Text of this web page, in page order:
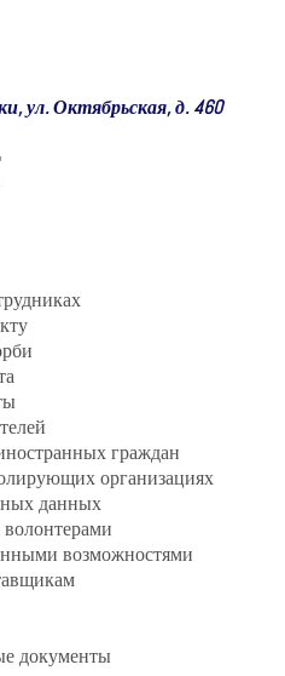
ул. Октябрьская, д. 460
граждан
организациях
данных
возможностями
документы